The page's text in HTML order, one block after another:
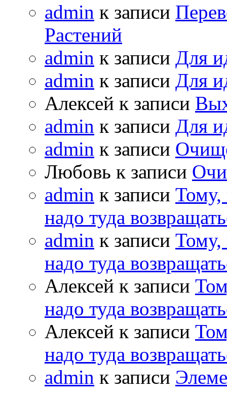
admin к записи
Растений
admin к записи Для
admin к записи Для
Алексей к записи
admin к записи Для
admin к записи
Любовь к записи
admin к записи Тому,
надо туда
admin к записи Тому,
надо туда
Алексей к записи
надо туда
Алексей к записи
надо туда
admin к записи